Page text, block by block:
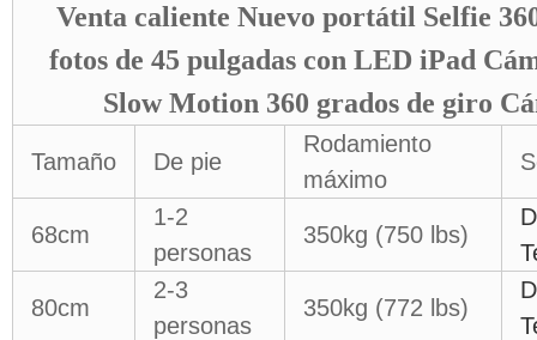
Venta caliente Nuevo portátil Selfie
fotos de 45 pulgadas con LED iPad
Slow Motion 360 grados de giro
Tamaño De pie
Rodamiento
máximo
68cm
1-2
personas
350kg (750 lbs)
80cm
2-3
personas
350kg (772 lbs)